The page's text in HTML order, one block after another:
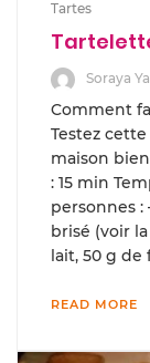
Tartes
Soraya
Comment
Testez
maison
: 15 min
personnes :
brisé (voir
lait, 50 g de
READ MORE